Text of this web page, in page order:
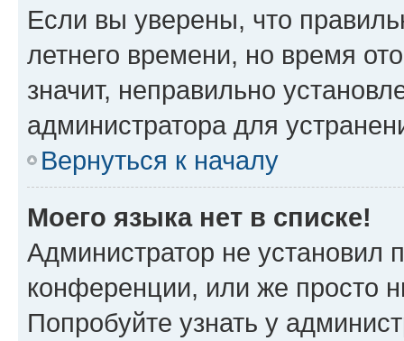
Если вы уверены, что
летнего времени, но время
значит, неправильно
администратора для
Вернуться к началу
Моего языка нет в списке!
Администратор не установил
конференции, или же просто
Попробуйте узнать у